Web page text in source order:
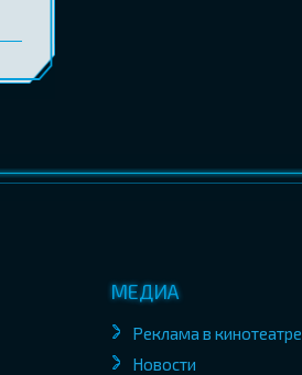
МЕДИА
Реклама в кинотеатре
Новости